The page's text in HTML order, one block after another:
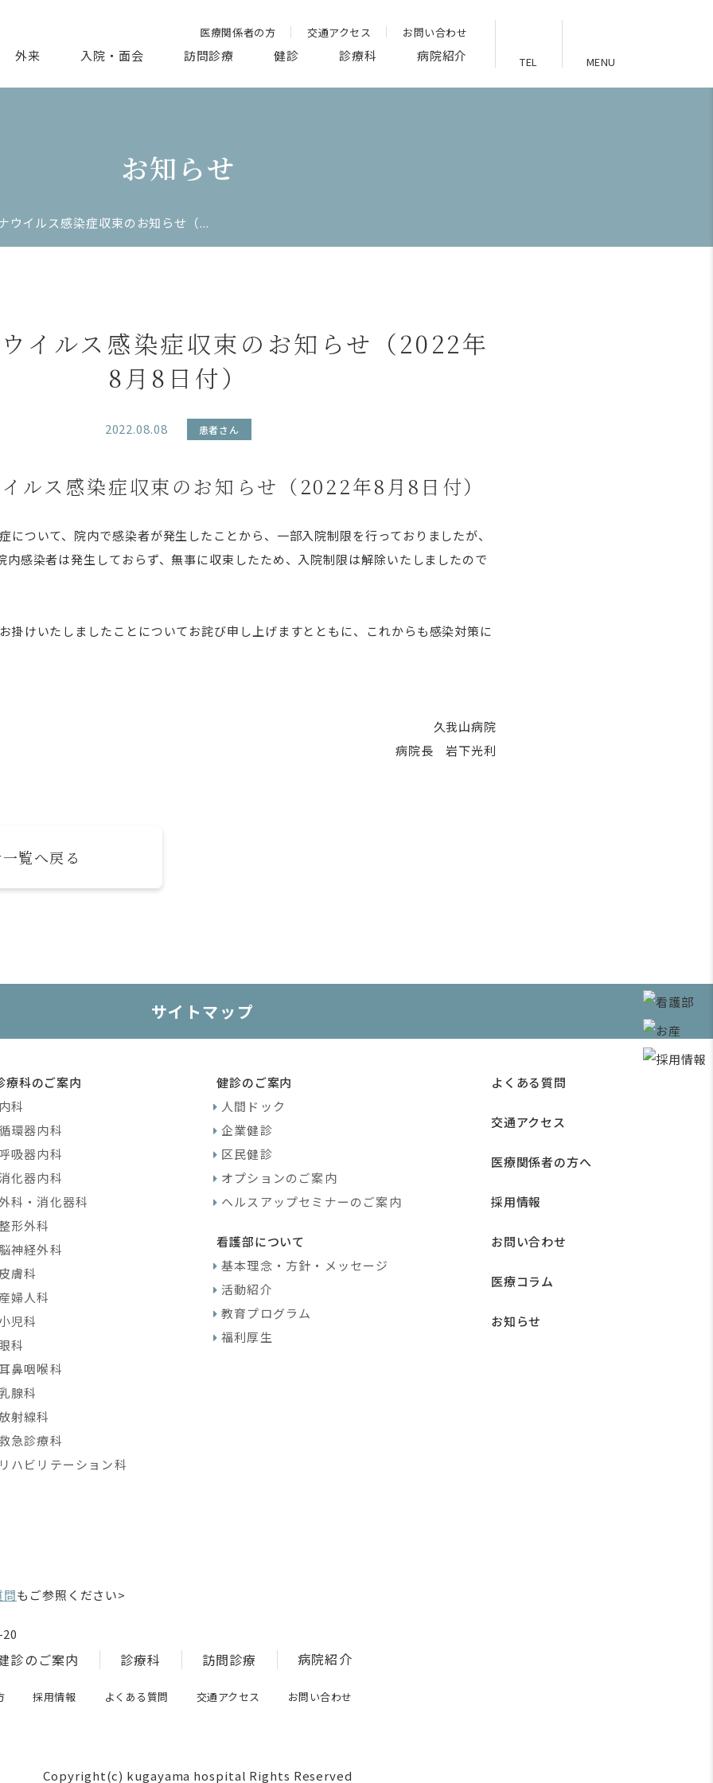
医療関係者の方 交通アクセス お問い合わせ
外来 入院・面会 訪問診療 健診 診療科 病院紹介 TEL MENU
お知らせ
ウイルス感染症収束のお知らせ（...
イルス感染症収束のお知らせ（2022年
8月8日付）
2022.08.08 患者さん
ルス感染症収束のお知らせ（2022年8月8日付）
について、院内で感染者が発生したことから、一部入院制限を行っておりましたが、
内感染者は発生しておらず、無事に収束したため、入院制限は解除いたしましたので
掛けいたしましたことについてお詫び申し上げますとともに、これからも感染対策に
久我山病院
病院長 岩下光利
覧へ戻る
サイトマップ
療科のご案内
科
環器内科
吸器内科
化器内科
科・消化器科
形外科
神経外科
膚科
婦人科
児科
科
鼻咽喉科
腺科
射線科
急診療科
ハビリテーション科
健診のご案内
人間ドック
企業健診
区民健診
オプションのご案内
ヘルスアップセミナーのご案内
看護部について
基本理念・方針・メッセージ
活動紹介
教育プログラム
福利厚生
よくある質問
交通アクセス
医療関係者の方へ
採用情報
お問い合わせ
医療コラム
お知らせ
もご参照ください>
診のご案内 診療科 訪問診療 病院紹介
採用情報 よくある質問 交通アクセス お問い合わせ
Copyright(c) kugayama hospital Rights Reserved